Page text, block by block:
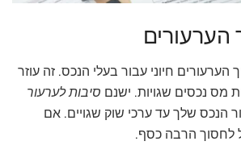
הערעורים
הערעורים חיוני עבור בעלי הנכס. זה עוזר
מס נכסים שגויות. ישנם סיבות לערעור
הנכס שלך עד ערכי שוק שגויים. אם
לחסוך הרבה כסף.